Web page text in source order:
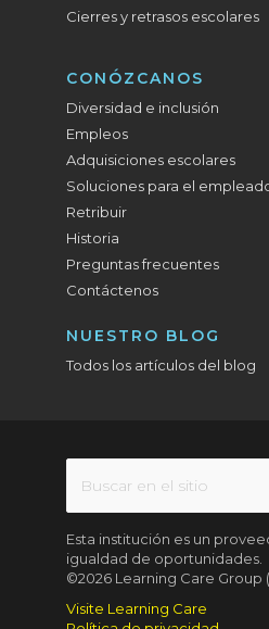
Cierres y retrasos escolares
CONÓZCANOS
Diversidad e inclusión
Empleos
Adquisiciones escolares
Soluciones para el
Retribuir
Historia
Preguntas frecuentes
Contáctenos
NUESTRO BLOG
Todos los artículos del blog
Esta institución es un
igualdad de oportunidades.
©2026 Learning Care Group
Visite Learning Care